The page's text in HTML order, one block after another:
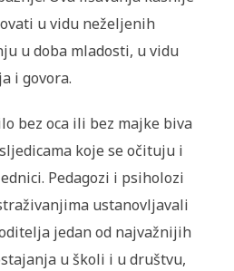
u vidu neželjenih
u doba mladosti, u vidu
i govora.
bez oca ili bez majke biva
koje se očituju i
Pedagozi i psiholozi
ustanovljavali
jedan od najvažnijih
u školi i u društvu,